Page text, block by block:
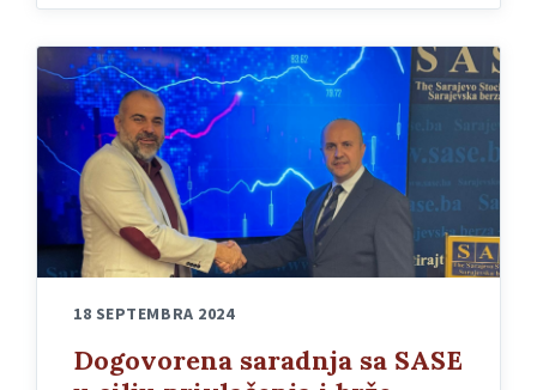
18 SEPTEMBRA 2024
Dogovorena saradnja sa SASE